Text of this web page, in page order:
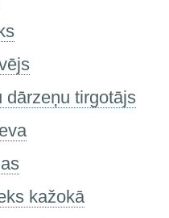
dārzeņu tirgotājs
kažokā